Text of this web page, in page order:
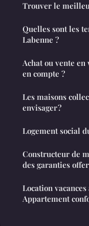
Trouver le
Quelles sont les
Labenne ?
Achat ou vente
en compte ?
Les maisons
envisager ?
Logement social
Constructeur de
des garanties
Location
Appartement